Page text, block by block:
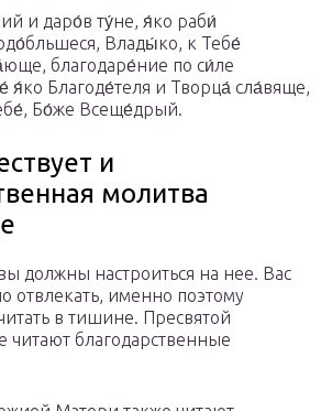
и даро́в ту́не, я́ко раби́
Влады́ко, к Тебе́
благодаре́ние по си́ле
я́ко Благоде́теля и Творца́ сла́вяще,
Бо́же Всеще́дрый.
и
молитва
должны настроиться на нее. Вас
отвлекать, именно поэтому
в тишине. Пресвятой
читают благодарственные